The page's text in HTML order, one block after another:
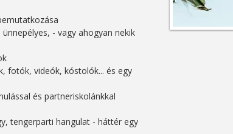
- vagy ahogyan nekik
fotók, videók, kóstolók... és egy
és partneriskolánkkal
tengerparti hangulat - háttér egy